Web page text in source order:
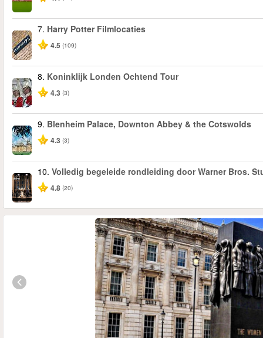
7. Harry Potter Filmlocaties
4.5 (109)
8. Koninklijk Londen Ochtend Tour
4.3 (3)
9. Blenheim Palace, Downton Abbey & the Cotswolds
4.3 (3)
10. Volledig begeleide rondleiding door Warner Bros.
4.8 (20)